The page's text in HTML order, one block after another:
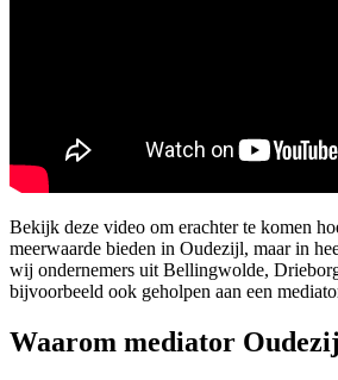
Bekijk deze video om erachter te komen
meerwaarde bieden in Oudezijl, maar in
wij ondernemers uit Bellingwolde,
bijvoorbeeld ook geholpen aan een
Waarom mediator